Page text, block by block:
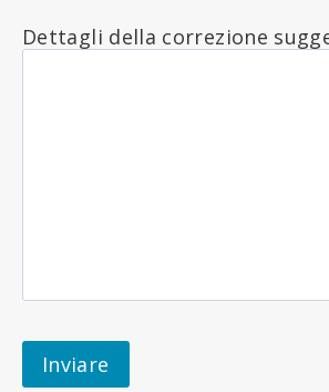
Dettagli della correzione